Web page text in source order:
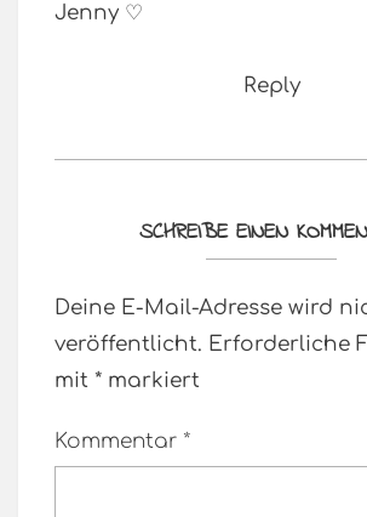
Jenny ♡
Reply
SCHREIBE EINEN
Deine E-Mail-Adresse wird
veröffentlicht. Erforderliche
mit * markiert
Kommentar *